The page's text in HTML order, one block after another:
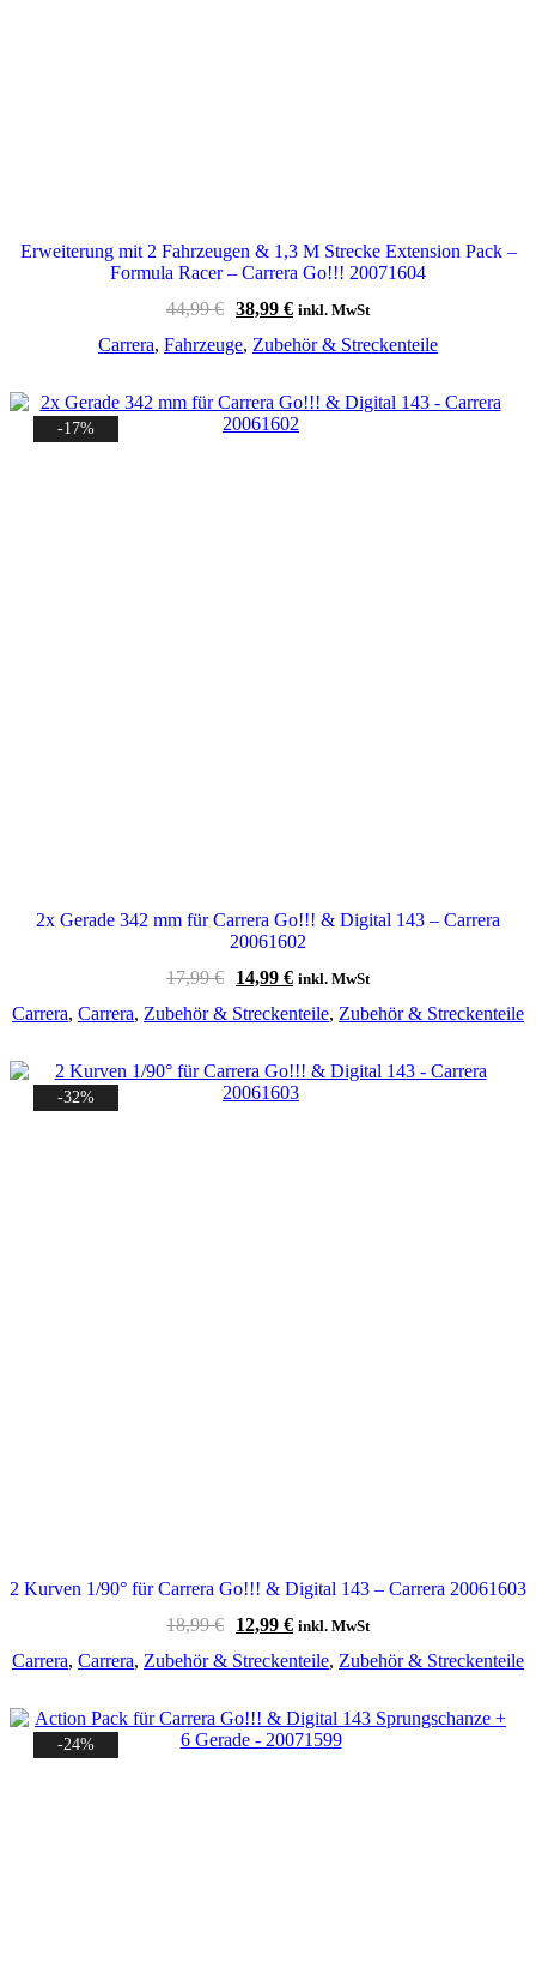
Erweiterung mit 2 Fahrzeugen & 1,3 M Strecke Extension Pack –
Formula Racer – Carrera Go!!! 20071604
44,99€ Ursprünglicher
war:
38,99 €Aktueller
ist:
inkl. MwSt
Carrera, Fahrzeuge, Zubehör & Streckenteile
-17%
2x Gerade 342 mm für Carrera Go!!! & Digital 143 – Carrera
20061602
17,99€
Ursprünglicher
war:
14,99 €Aktueller
ist:
inkl. MwSt
Carrera, Carrera, Zubehör & Streckenteile, Zubehör & Streckenteile
-32%
2 Kurven 1/90° für Carrera Go!!! & Digital 143 – Carrera 20061603
18,99€
Ursprünglicher
war:
12,99 €Aktueller
ist:
inkl. MwSt
Carrera, Carrera, Zubehör & Streckenteile, Zubehör & Streckenteile
-24%